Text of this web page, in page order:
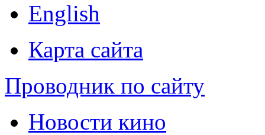
English
Карта сайта
Проводник по сайту
Новости кино